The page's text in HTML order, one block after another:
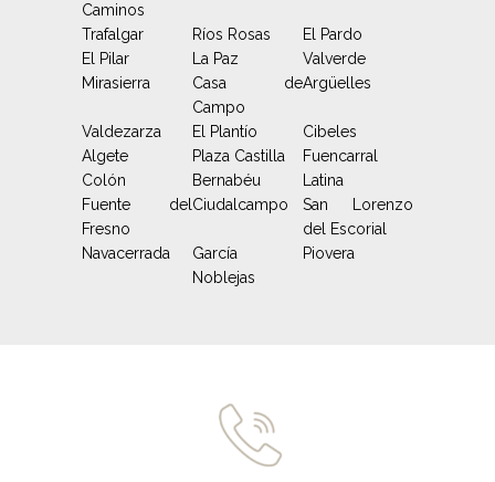
Caminos
Trafalgar Ríos Rosas
El Pardo
El Pilar
La Paz
Valverde
Mirasierra
Casa de
Campo
Argüelles
Valdezarza El Plantío
Cibeles
Algete
Plaza Castilla
Fuencarral
Colón
Bernabéu
Latina
Fuente del
Fresno
Ciudalcampo
San Lorenzo
del Escorial
Navacerrada
García
Noblejas
Piovera